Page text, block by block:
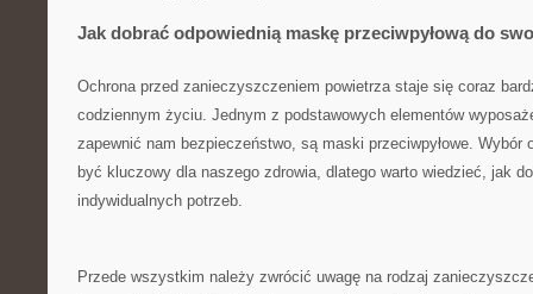
Jak dobrać odpowiednią ⁤maskę przeciwpyłową ‍do
Ochrona przed zanieczyszczeniem powietrza staje się coraz
codziennym życiu. Jednym ⁣z podstawowych elementów
zapewnić nam‌ bezpieczeństwo, są maski przeciwpyłowe. Wybór
być kluczowy dla naszego zdrowia, dlatego warto wiedzieć,‍ jak
indywidualnych potrzeb.
Przede wszystkim należy ⁣zwrócić uwagę na⁤ rodzaj